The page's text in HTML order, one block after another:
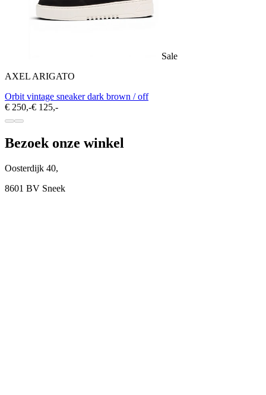
Sale
AXEL ARIGATO
Orbit vintage sneaker dark brown / off
€ 250,-€ 125,-
Bezoek onze winkel
Oosterdijk 40,
8601 BV Sneek